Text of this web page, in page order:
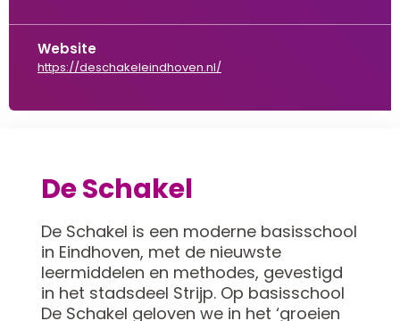
Website
https://deschakeleindhoven.nl/
De Schakel
De Schakel is een moderne basisschool
in Eindhoven, met de nieuwste
leermiddelen en methodes, gevestigd
in het stadsdeel Strijp. Op basisschool
De Schakel geloven we in het ‘groeien